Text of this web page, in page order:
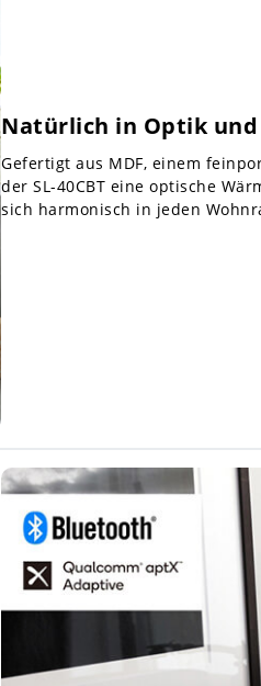
Natürlich in Optik
Gefertigt aus MDF, einem
der SL-40CBT eine optische
sich harmonisch in jeden